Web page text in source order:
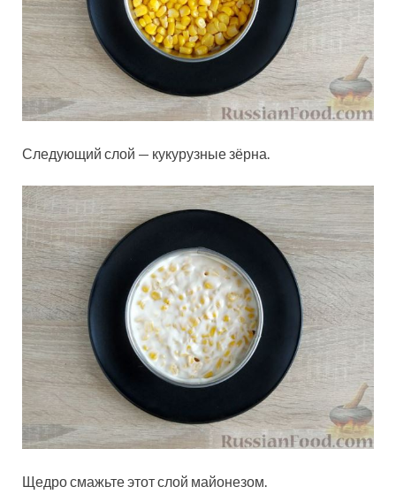
Следующий слой — кукурузные зёрна.
Щедро смажьте этот слой майонезом.